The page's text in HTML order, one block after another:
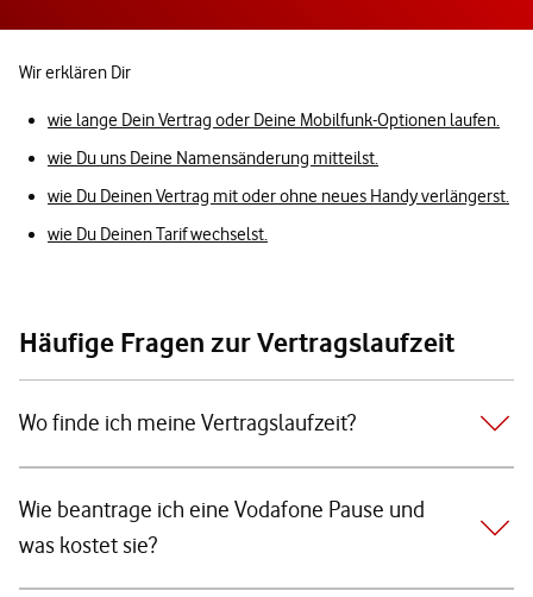
Wir erklären Dir
wie lange Dein Vertrag oder Deine Mobilfunk-Optionen laufen.
wie Du uns Deine Namensänderung mitteilst.
wie Du Deinen Vertrag mit oder ohne neues Handy verlängerst.
wie Du Deinen Tarif wechselst.
Häufige Fragen zur Vertragslaufzeit
Wo finde ich meine Vertragslaufzeit?
Wie beantrage ich eine Vodafone Pause und
was kostet sie?